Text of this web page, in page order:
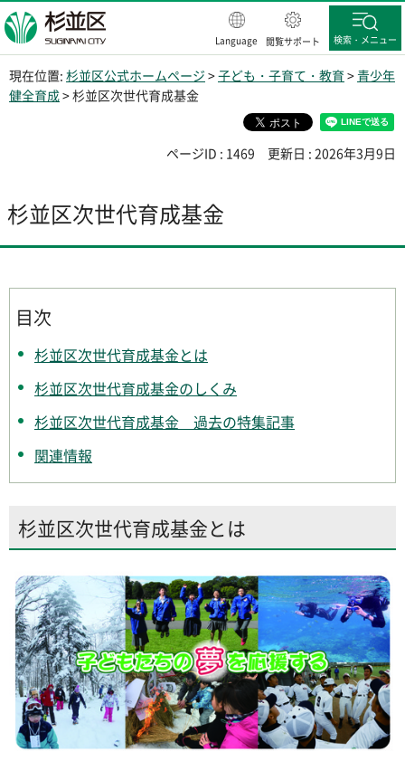
杉並区
Language 閲覧サポート 検索・メニュー
現在位置: 杉並区公式ホームページ >子ども・子育て・教育 >青少年
健全育成> 杉並区次世代育成基金
ページID : 1469 更新日 : 2026年3月9日
杉並区次世代育成基金
目次
杉並区次世代育成基金とは
杉並区次世代育成基金のしくみ
杉並区次世代育成基金 過去の特集記事
関連情報
杉並区次世代育成基金とは